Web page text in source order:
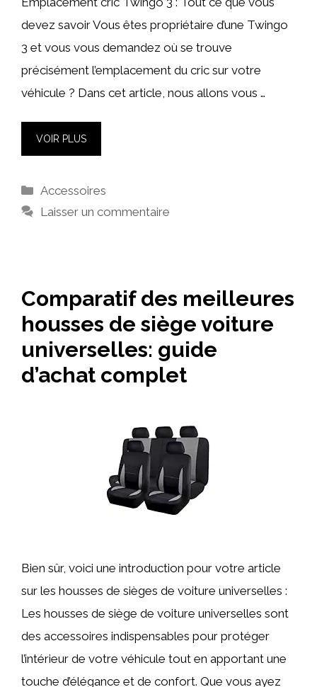
devez savoir Vous êtes propriétaire d’une Twingo
3 et vous vous demandez où se trouve
précisément l’emplacement du cric sur votre
véhicule ? Dans cet article, nous allons vous …
VOIR PLUS
Catégories
Accessoires
Laisser un commentaire
Comparatif des meilleures
housses de siège voiture
universelles: guide
d’achat complet
Bien sûr, voici une introduction pour votre article
sur les housses de sièges de voiture universelles :
Les housses de siège de voiture universelles sont
des accessoires indispensables pour protéger
l’intérieur de votre véhicule tout en apportant une
touche d’élégance et de confort. Que vous ayez